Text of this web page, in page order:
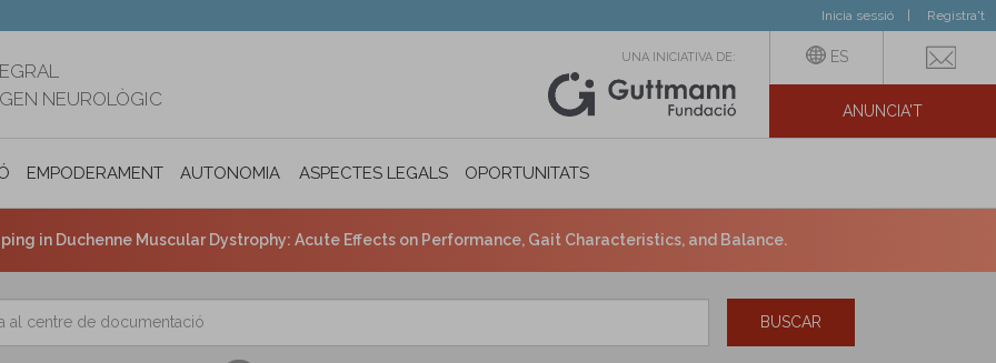
Inicia sessió Registra't
NEUROLÒGIC
UNA INICIATIVA DE: ES
ANUNCIA'T
EMPODERAMENT AUTONOMIA PERSONAL I INCLUSIÓ SOCIAL
ASPECTES LEGALS OPORTUNITATS
in Duchenne Muscular Dystrophy: Acute Effects on Performance, Gait Characteristics, and Balance.
BUSCAR